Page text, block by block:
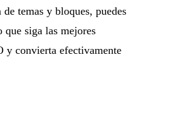
temas y bloques, puedes
siga las mejores
y convierta efectivamente